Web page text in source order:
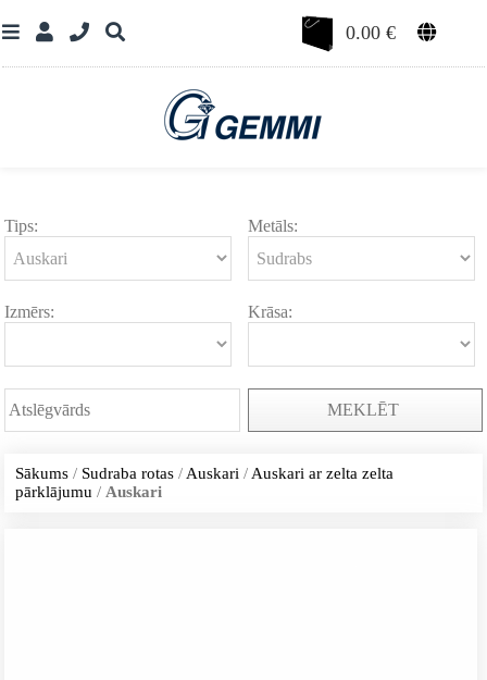
0.00€
Tips: Metāls:
Izmērs: Krāsa:
MEKLĒT
Sākums / Sudraba rotas / Auskari / Auskari ar zelta zelta
pārklājumu / Auskari